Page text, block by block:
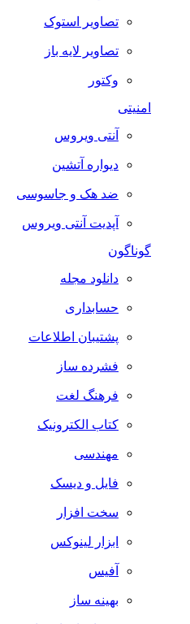
تصاویر استوک
تصاویر لایه باز
وکتور
امنیتی
آنتی ویروس
دیواره آتشین
ضد هک و جاسوسی
آپدیت آنتی ویروس
گوناگون
دانلود مجله
حسابداری
پشتیبان اطلاعات
فشرده ساز
فرهنگ لغت
کتاب الکترونیک
مهندسی
فایل و دیسک
سخت افزار
ابزار لینوکس
آفیس
بهینه ساز